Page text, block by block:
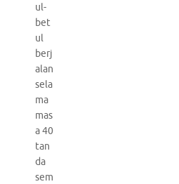
ul-
bet
ul
berj
alan
sela
ma
mas
a 40
tan
da
sem